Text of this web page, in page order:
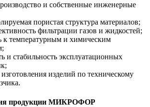
и собственные инженерные
пористая структура материалов;
фильтрации газов и жидкостей;
к температурным и химическим
и стабильность эксплуатационных
изделий по техническому
продукции МИКРОФОР